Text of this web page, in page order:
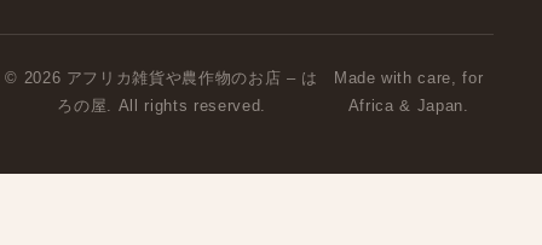
© 2026 アフリカ雑貨や農作物のお店 – は
ろの屋. All rights reserved.
Made with care, for
Africa & Japan.